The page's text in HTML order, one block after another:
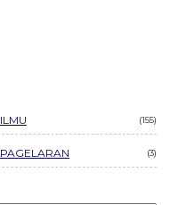
ILMU 155
PAGELARAN 3